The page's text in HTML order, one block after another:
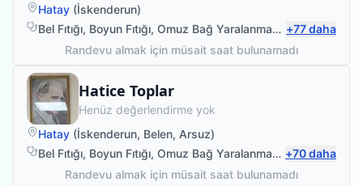
Hatay (İskenderun)
Bel Fıtığı, Boyun Fıtığı, Omuz Bağ Yaralanması ,Protez
+77daha
Randevu almak için müsait saat bulunamadı
Hatice Toplar
Fizyoterapist
Henüz değerlendirme yok
Hatay (İskenderun, Belen, Arsuz)
Bel Fıtığı, Boyun Fıtığı, Omuz Bağ Yaralanması ,Sırt Ağrısı
+70daha
Randevu almak için müsait saat bulunamadı